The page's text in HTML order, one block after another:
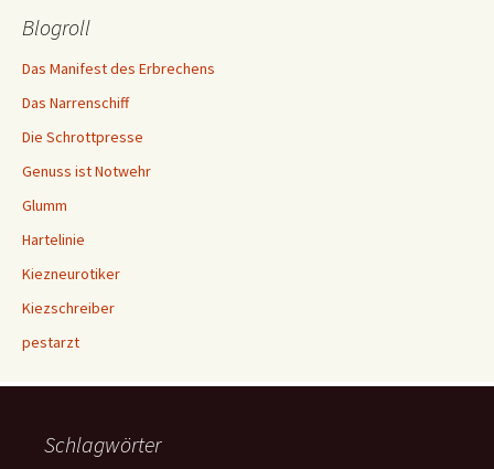
Blogroll
Das Manifest des Erbrechens
Das Narrenschiff
Die Schrottpresse
Genuss ist Notwehr
Glumm
Hartelinie
Kiezneurotiker
Kiezschreiber
pestarzt
Schlagwörter